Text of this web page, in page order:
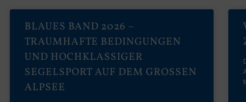
BLAUES BAND 2026 –
TRAUMHAFTE BEDINGUNGEN
UND HOCHKLASSIGER
SEGELSPORT AUF DEM GROSSEN A
LPSEE